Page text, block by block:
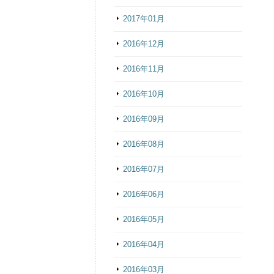
2017年01月
2016年12月
2016年11月
2016年10月
2016年09月
2016年08月
2016年07月
2016年06月
2016年05月
2016年04月
2016年03月